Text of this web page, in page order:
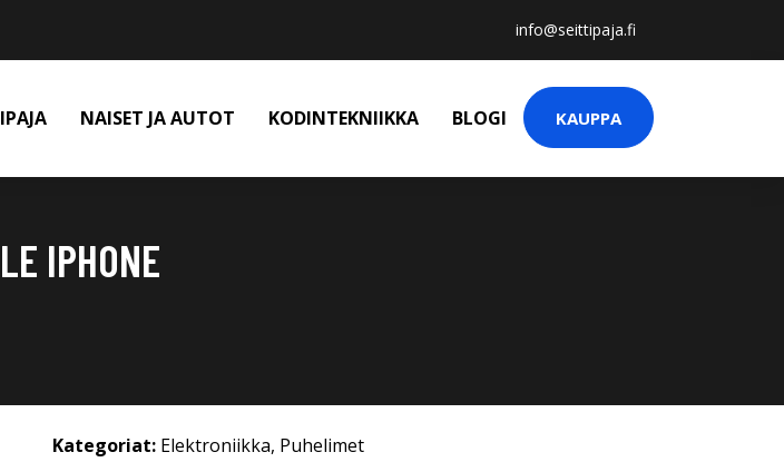
info@seittipaja.fi
NAISET JA AUTOT KODINTEKNIIKKA BLOGI KAUPPA
IPHONE
Kategoriat: Elektroniikka, Puhelimet